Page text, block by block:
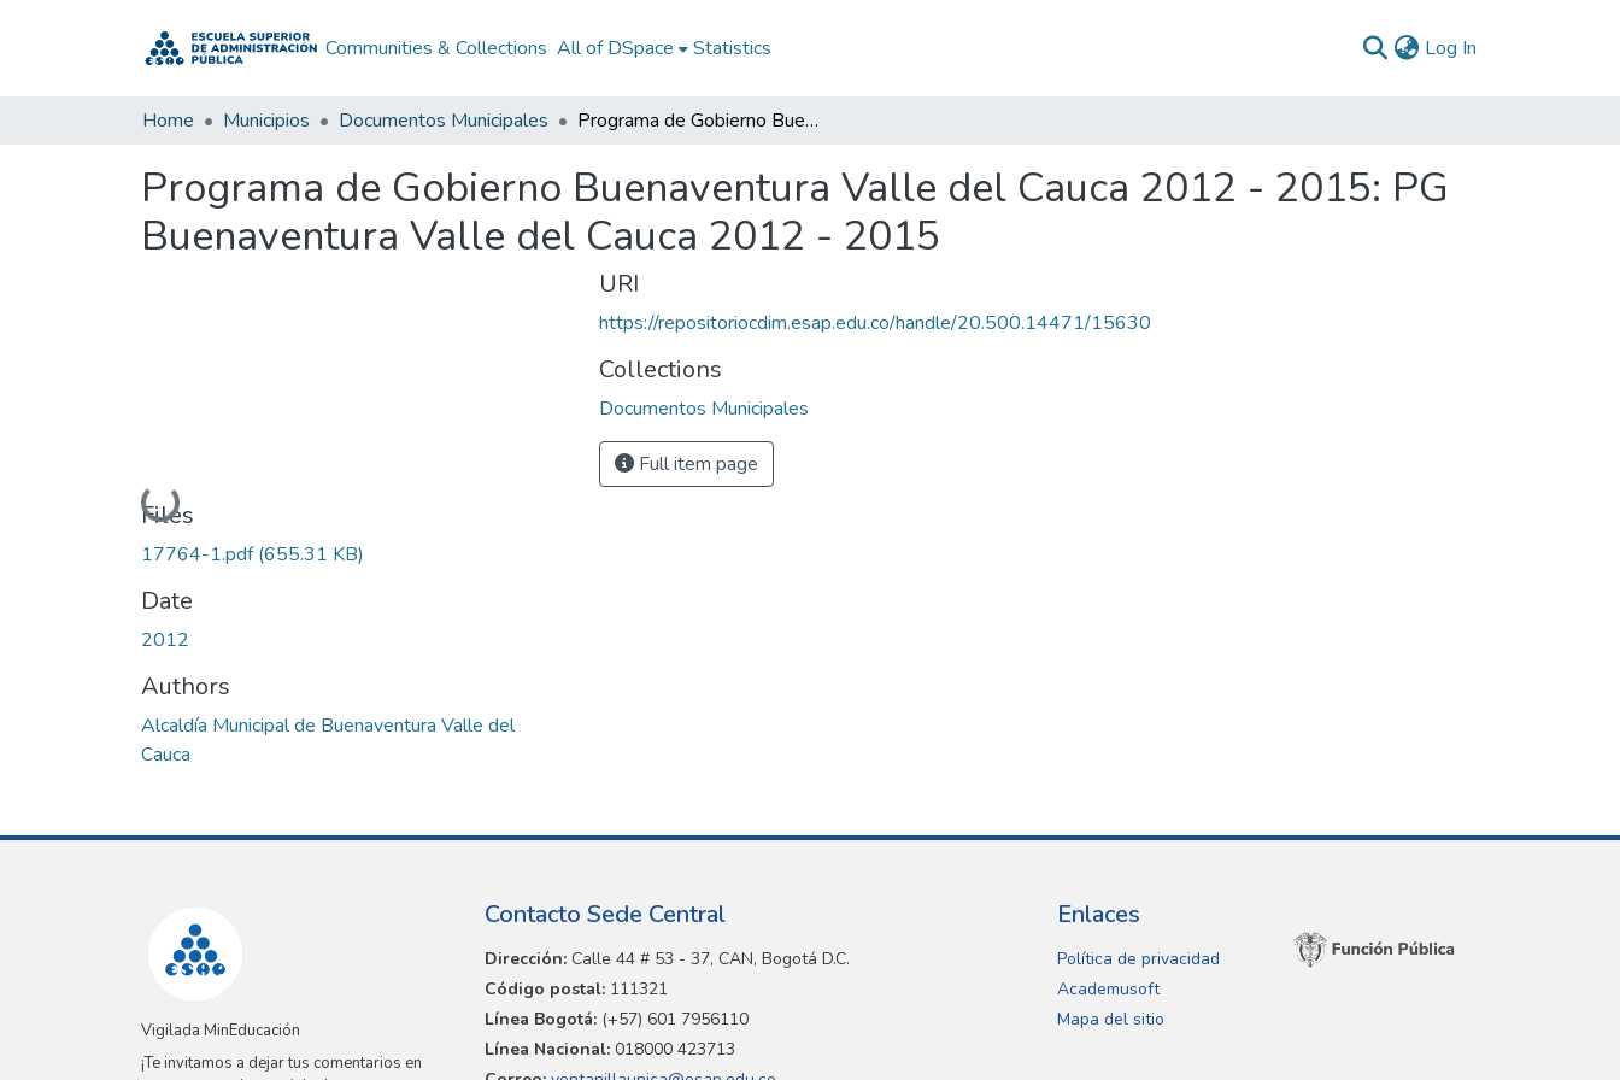
Communities & Collections All of DSpace Statistics Log In
Home Municipios Documentos Municipales Programa de Gobierno Buenaventura Valle del Cauca 2012 - 2015: PG Buenaventura Valle del Cauca 2012 - 2015
Programa de Gobierno Buenaventura Valle del Cauca 2012 - 2015: PG
Buenaventura Valle del Cauca 2012 - 2015
Loading...
Files
17764-1.pdf(655.31 KB)
Date
2012
Authors
Alcaldía Municipal de Buenaventura Valle del
Cauca
URI
https://repositoriocdim.esap.edu.co/handle/20.500.14471/15630
Collections
Documentos Municipales
Full item page
Vigilada MinEducación
¡Te invitamos a dejar tus comentarios en
Contacto Sede Central
Dirección: Calle 44 # 53 - 37, CAN, Bogotá D.C.
Código postal: 111321
Línea Bogotá: (+57) 601 7956110
Línea Nacional: 018000 423713
Enlaces
Política de privacidad
Academusoft
Mapa del sitio